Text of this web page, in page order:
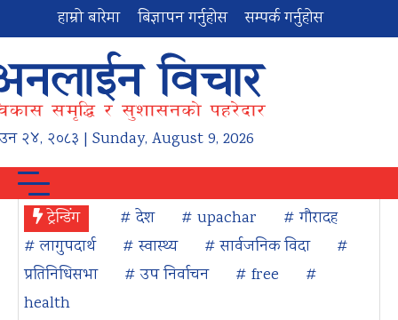
हाम्रो बारेमा बिज्ञापन गर्नुहोस सम्पर्क गर्नुहोस
२४, २०८३ | Sunday, August 9, 2026
ट्रेन्डिंग # देश # upachar
# गौरादह
# लागुपदार्थ
# स्वास्थ्य # सार्वजनिक विदा
#
प्रतिनिधिसभा
# उप निर्वाचन # free
#
health